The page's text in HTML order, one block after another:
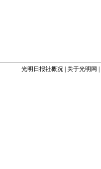
光明日报社概况 关于光明网